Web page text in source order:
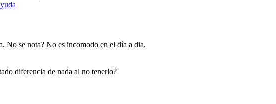
No se nota? No es incomodo en el día a dia.
diferencia de nada al no tenerlo?